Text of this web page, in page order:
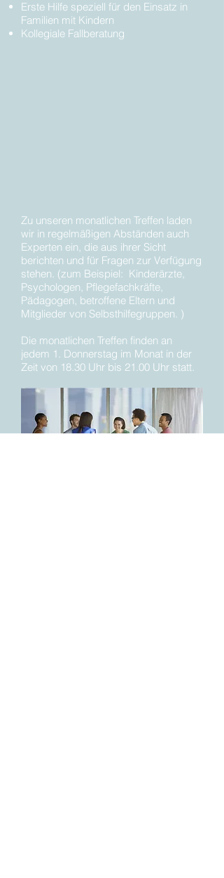
Erste Hilfe speziell für den Einsatz in
Familien mit Kindern
Kollegiale Fallberatung
Zu unseren monatlichen Treffen laden
wir in regelmäßigen Abständen auch
Experten ein, die aus ihrer Sicht
berichten und für Fragen zur Verfügung
stehen. (zum Beispiel: Kinderärzte,
Psychologen, Pflegefachkräfte,
Pädagogen, betroffene Eltern und
Mitglieder von Selbsthilfegruppen. )
Die monatlichen Treffen finden an
jedem 1. Donnerstag im Monat in der
Zeit von 18.30 Uhr bis 21.00 Uhr statt.